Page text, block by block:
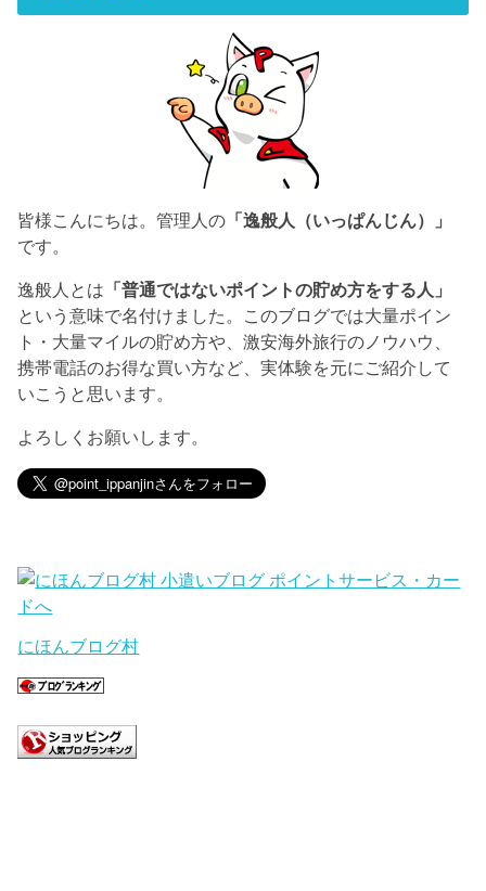
皆様こんにちは。管理人の 「逸般人（いっぱんじん）」
です。
逸般人とは 「普通ではないポイントの貯め方をする人」
という意味で名付けました。このブログでは大量ポイン
ト・大量マイルの貯め方や、激安海外旅行のノウハウ、
携帯電話のお得な買い方など、実体験を元にご紹介して
いこうと思います。
よろしくお願いします。
にほんブログ村